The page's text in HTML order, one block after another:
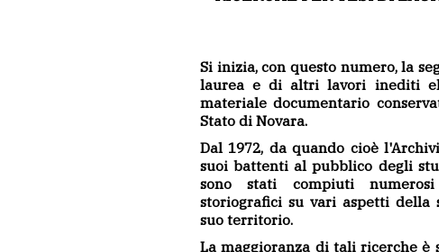
Si inizia, con questo numero, la
laurea e di altri lavori inediti
materiale documentario
Stato di Novara.
Dal 1972, da quando cioè
suoi battenti al pubblico degli
sono stati compiuti
storiografici su vari aspetti della
suo territorio.
La maggioranza di tali ricerche